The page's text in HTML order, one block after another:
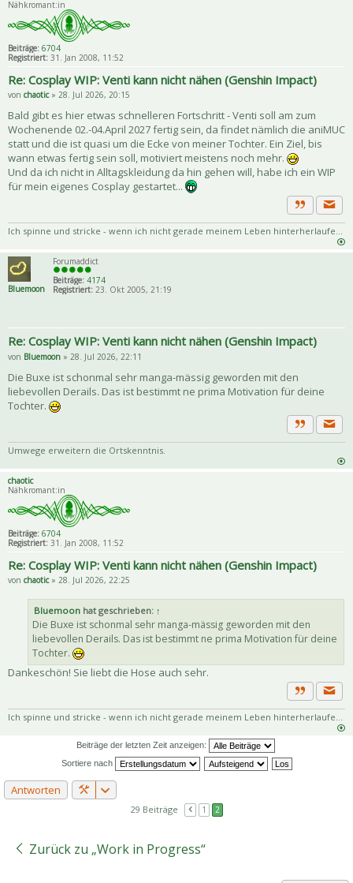
Nähkromant:in
Beiträge: 6704
Registriert: 31. Jan 2008, 11:52
Re: Cosplay WIP: Venti kann nicht nähen (Genshin Impact)
von chaotic» 28. Jul 2026, 20:15
Bald gibt es hier etwas schnelleren Fortschritt - Venti soll am zum
Wochenende 02.-04.April 2027 fertig sein, da findet nämlich die aniMUC
statt und die ist quasi um die Ecke von meiner Tochter. Ein Ziel, bis
wann etwas fertig sein soll, motiviert meistens noch mehr.
Und da ich nicht in Alltagskleidung da hin gehen will, habe ich ein WIP
für mein eigenes Cosplay gestartet...
Zitat
Ich spinne und stricke - wenn ich nicht gerade meinem Leben hinterherlaufe...
Bluemoon
Forumaddict
Beiträge: 4174
Registriert: 23. Okt 2005, 21:19
Re: Cosplay WIP: Venti kann nicht nähen (Genshin Impact)
von Bluemoon » 28. Jul 2026, 22:11
Die Buxe ist schonmal sehr manga-mässig geworden mit den
liebevollen Derails. Das ist bestimmt ne prima Motivation für deine
Tochter.
Zitat
Umwege erweitern die Ortskenntnis.
chaotic
Nähkromant:in
Beiträge: 6704
Registriert: 31. Jan 2008, 11:52
Re: Cosplay WIP: Venti kann nicht nähen (Genshin Impact)
von chaotic» 28. Jul 2026, 22:25
Bluemoon hat geschrieben: ↑
Die Buxe ist schonmal sehr manga-mässig geworden mit den
liebevollen Derails. Das ist bestimmt ne prima Motivation für deine
Tochter.
Dankeschön! Sie liebt die Hose auch sehr.
Zitat
Ich spinne und stricke - wenn ich nicht gerade meinem Leben hinterherlaufe...
Beiträge der letzten Zeit anzeigen:
Sortiere nach
Antworten
29 Beiträge 1 2
Zurück zu „Work in Progress“